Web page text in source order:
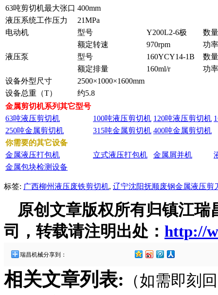
63吨剪切机最大张口 400mm
液压系统工作压力
21MPa
电动机
型号 Y200L2-6极
数量
额定转速
970rpm
功率
液压泵
型号 160YCY14-1B
数量
额定排量
160ml/r
功率
设备外型尺寸
2500×1000×1600mm
设备总重（T）
约5.8
金属剪切机系列其它型号
63吨液压剪切机
100吨液压剪切机 120吨液压剪切机
250吨金属剪切机
315吨金属剪切机 400吨金属剪切机
你需要的其它设备
金属液压打包机
立式液压打包机 金属屑并机
金属包块检测设备
标签: 广西柳州液压废铁剪切机, 辽宁沈阳抚顺废钢金属液压剪
原创文章版权所有归镇江瑞
司，转载请注明出处： http://
瑞昌机械分享到：
相关文章列表: （如需即刻